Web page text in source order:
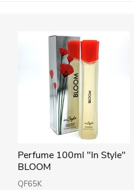
Perfume 100ml "In Style"
BLOOM
QF65K